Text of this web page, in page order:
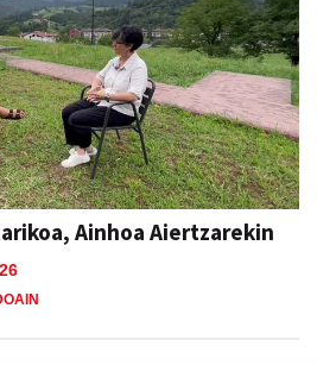
Ainhoa Aiertzarekin